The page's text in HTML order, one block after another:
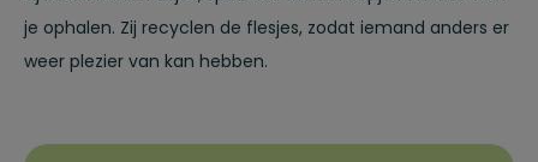
je ophalen. Zij recyclen de flesjes, zodat iemand anders er
weer plezier van kan hebben.